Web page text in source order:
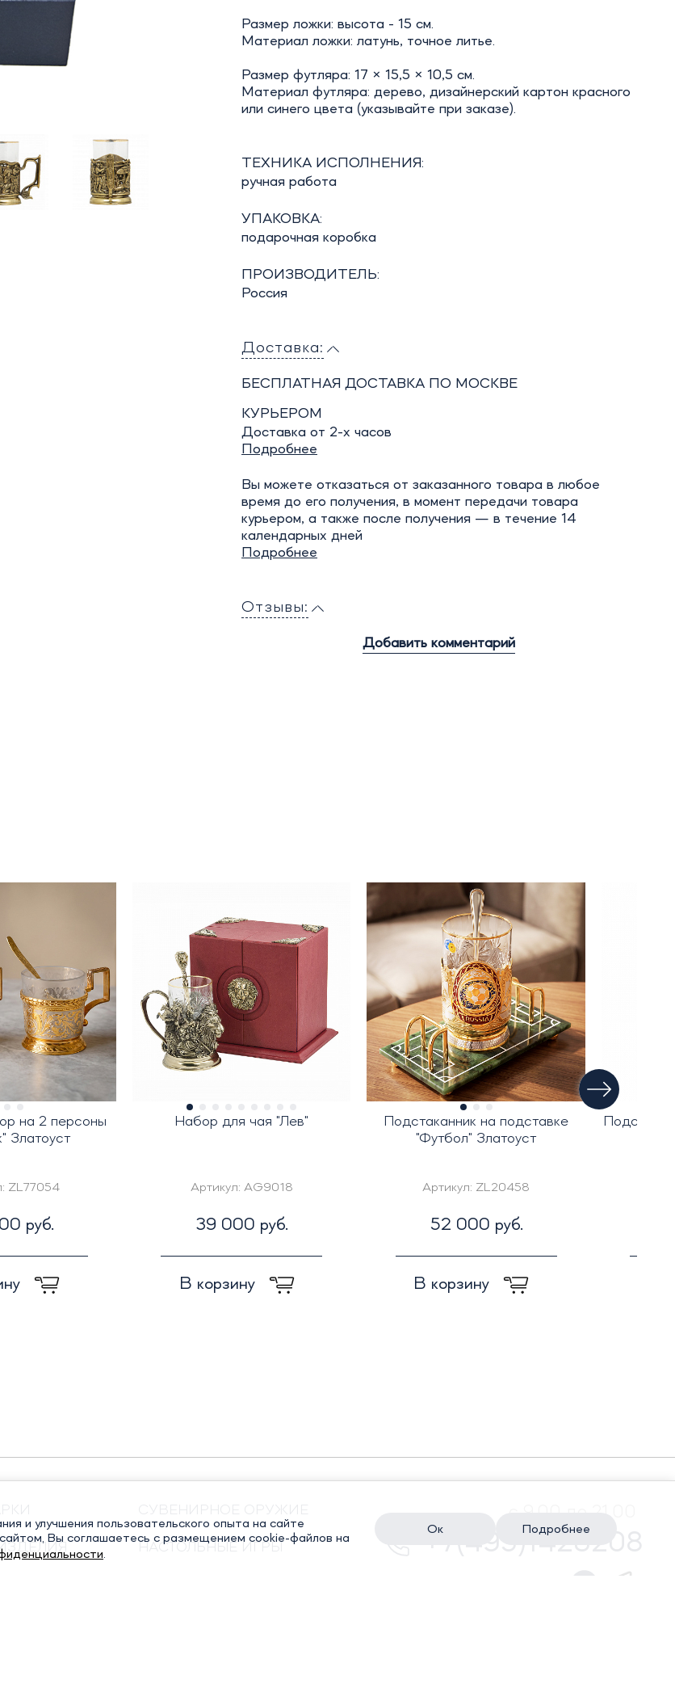
Размер ложки: высота - 15 см.
Материал ложки: латунь, точное литье.
Размер футляра: 17 × 15,5 × 10,5 см.
Материал футляра: дерево, дизайнерский картон красного
или синего цвета (указывайте при заказе).
ТЕХНИКА ИСПОЛНЕНИЯ:
ручная работа
УПАКОВКА:
подарочная коробка
ПРОИЗВОДИТЕЛЬ:
Россия
Доставка:
БЕСПЛАТНАЯ ДОСТАВКА ПО МОСКВЕ
КУРЬЕРОМ
Доставка от 2-х часов
Подробнее
Вы можете отказаться от заказанного товара в любое
время до его получения, в момент передачи товара
курьером, а также после получения — в течение 14
календарных дней
Подробнее
Отзывы:
Добавить комментарий
на 2 персоны
Златоуст
ZL77054
руб.
Набор для чая "Лев"
Артикул: AG9018
39 000 руб.
В корзину
Подстаканник на подставке
"Футбол" Златоуст
Артикул: ZL20458
52 000 руб.
В корзину
НАСТОЛЬНЫЕ ИГРЫ +7(495)1428208
и улучшения пользовательского опыта на сайте
Вы соглашаетесь с размещением cookie-файлов на
.
Ок Подробнее